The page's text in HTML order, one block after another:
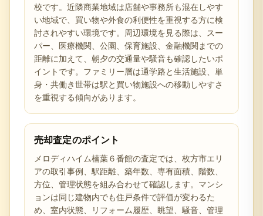
校です。近隣商業地域は店舗や事務所も混在しやす
い地域で、買い物や外食の利便性を重視する方に検
討されやすい環境です。周辺環境を見る際は、スー
パー、医療機関、公園、保育施設、金融機関までの
距離に加えて、朝夕の交通量や騒音も確認したいポ
イントです。ファミリー層は通学路と生活施設、単
身・共働き世帯は駅と買い物施設への移動しやすさ
を重視する傾向があります。
売却査定のポイント
メロディハイム楠葉６番館の査定では、枚方市エリ
アの取引事例、駅距離、築年数、専有面積、階数、
方位、管理状態を組み合わせて確認します。マンシ
ョンは同じ建物内でも住戸条件で評価が変わるた
め、室内状態、リフォーム履歴、眺望、騒音、管理